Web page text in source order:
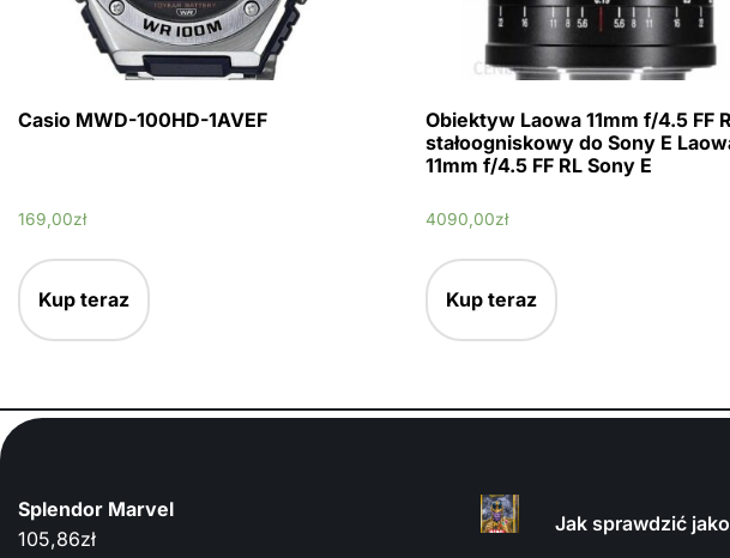
Casio MWD-100HD-1AVEF
169,00zł
Kup teraz
Obiektyw Laowa 11mm f/4.5 FF
stałoogniskowy do Sony E
11mm f/4.5 FF RL Sony E
4090,00zł
Kup teraz
Splendor Marvel
105,86zł
Jak sprawdzić